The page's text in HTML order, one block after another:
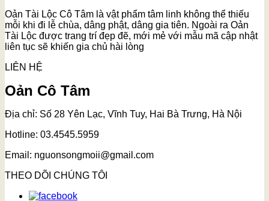
Oản Tài Lộc Cô Tâm là vật phẩm tâm linh không thể thiếu
mỗi khi đi lễ chùa, dâng phật, dâng gia tiên. Ngoài ra Oản
Tài Lộc được trang trí đẹp đẽ, mới mẻ với mẫu mã cập nhật
liên tục sẽ khiến gia chủ hài lòng
LIÊN HỆ
Oản Cô Tâm
Địa chỉ: Số 28 Yên Lạc, Vĩnh Tuy, Hai Bà Trưng, Hà Nội
Hotline: 03.4545.5959
Email: nguonsongmoii@gmail.com
THEO DÕI CHÚNG TÔI